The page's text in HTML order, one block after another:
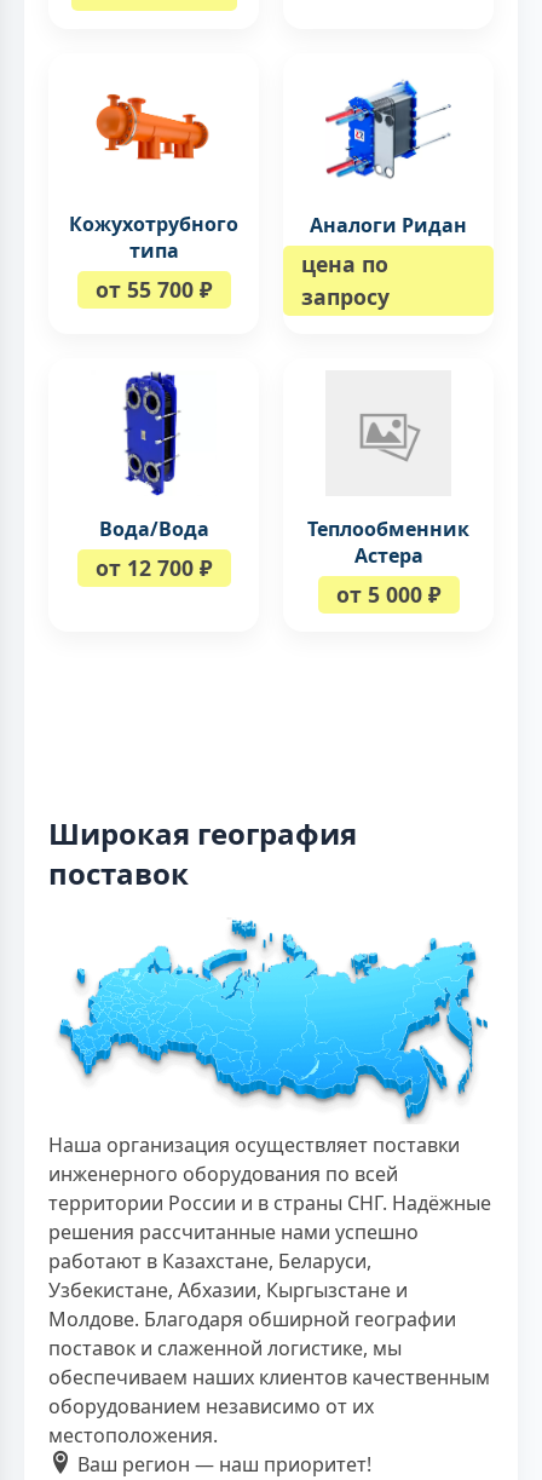
Кожухотрубного
типа
от 55 700 ₽
Аналоги Ридан
цена по
запросу
Вода/Вода
от 12 700 ₽
Теплообменник
Астера
от 5 000 ₽
Широкая география
поставок
Наша организация осуществляет поставки
инженерного оборудования по всей
территории России и в страны СНГ. Надёжные
решения рассчитанные нами успешно
работают в Казахстане, Беларуси,
Узбекистане, Абхазии, Кыргызстане и
Молдове. Благодаря обширной географии
поставок и слаженной логистике, мы
обеспечиваем наших клиентов качественным
оборудованием независимо от их
местоположения.
Ваш регион — наш приоритет!